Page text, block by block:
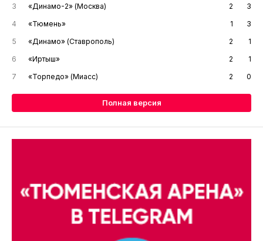
3
«Динамо-2» (Москва) 2
3
4
«Тюмень» 1
3
5
«Динамо» (Ставрополь) 2
1
6
«Иртыш» 2
1
7
«Торпедо» (Миасс) 2 0
Полная версия